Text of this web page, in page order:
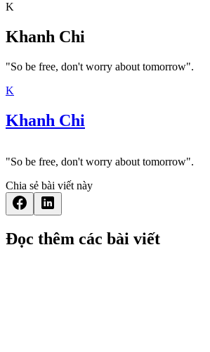
K
Khanh Chi
"So be free, don't worry about tomorrow".
K
Khanh Chi
"So be free, don't worry about tomorrow".
Chia sẻ bài viết này
Đọc thêm các bài viết